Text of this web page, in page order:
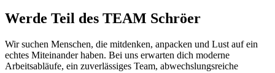
Werde Teil des TEAM Schröer
Wir suchen Menschen, die mitdenken, anpacken und Lust auf ein
echtes Miteinander haben. Bei uns erwarten dich moderne
Arbeitsabläufe, ein zuverlässiges Team, abwechslungsreiche